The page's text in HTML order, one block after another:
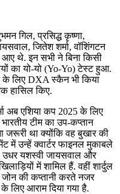
गिल, प्रसिद्ध कृष्णा,
जितेश शर्मा, वॉशिंगटन
थे. इन सभी ने बिना किसी
का यो-यो (Yo-Yo) टेस्ट हुआ.
लिए DXA स्कैन भी किया
हासिल किए.
अब एशिया कप 2025 के लिए
टीम का उप-कप्तान
जरूरी था क्योंकि वह बुखार की
में उन्हें क्वार्टर फाइनल मुकाबले
उधर यशस्वी जायसवाल और
में शामिल हैं. वहीं शार्दुल
की कप्तानी करते नजर
लिए आराम दिया गया है.